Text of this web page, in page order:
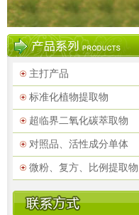
主打产品
标准化植物提取物
超临界二氧化碳萃取物
对照品、活性成分单体
微粉、复方、比例提取物